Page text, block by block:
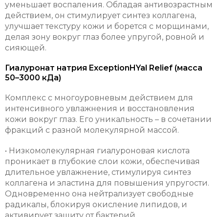
уменьшает воспаления. Обладая антивозрастным
действием, он стимулирует синтез коллагена,
улучшает текстуру кожи и борется с морщинами,
делая зону вокруг глаз более упругой, ровной и
сияющей.
Гиалуронат натрия ExceptionHYal Relief (масса
50–3000 кДа)
Комплекс с многоуровневым действием для
интенсивного увлажнения и восстановления
кожи вокруг глаз. Его уникальность – в сочетании
фракций с разной молекулярной массой.
• Низкомолекулярная гиалуроновая кислота
проникает в глубокие слои кожи, обеспечивая
длительное увлажнение, стимулируя синтез
коллагена и эластина для повышения упругости.
Одновременно она нейтрализует свободные
радикалы, блокируя окисление липидов, и